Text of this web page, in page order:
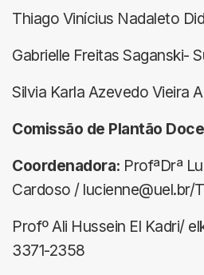
Thiago Vinícius Nadaleto
Gabrielle Freitas Saganski-
Silvia Karla Azevedo Vieira
Comissão de Plantão
Coordenadora: ProfªDrª
Cardoso / lucienne@uel.br/
Profº Ali Hussein El Kadri/
3371-2358